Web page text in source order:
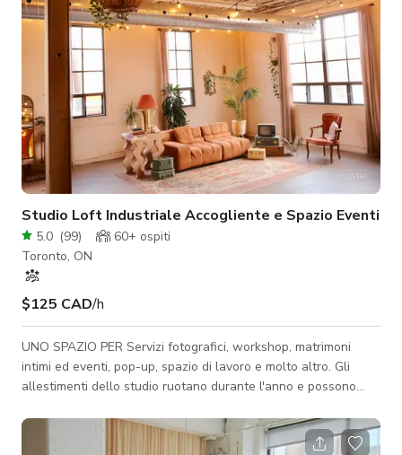
Studio Loft Industriale Accogliente e Spazio Eventi
5.0 (99) 60+ ospiti
Toronto, ON
$125 CAD/h
UNO SPAZIO PER Servizi fotografici, workshop, matrimoni
intimi ed eventi, pop-up, spazio di lavoro e molto altro. Gli
allestimenti dello studio ruotano durante l'anno e possono
Le tariffe per FOTO e VIDEO iniziano da $125/ora Le tariffe
per EVENTI iniziano da $250/ora (i prezzi e la tariffa di pulizia